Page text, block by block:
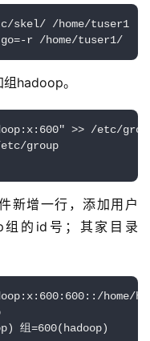
skel/ /home/tuser1
go=-r /home/tuser1/
hadoop。
>> /etc/
group
新增一行，添加用户
组的id号；其家目录
home/
组=600(hadoop)